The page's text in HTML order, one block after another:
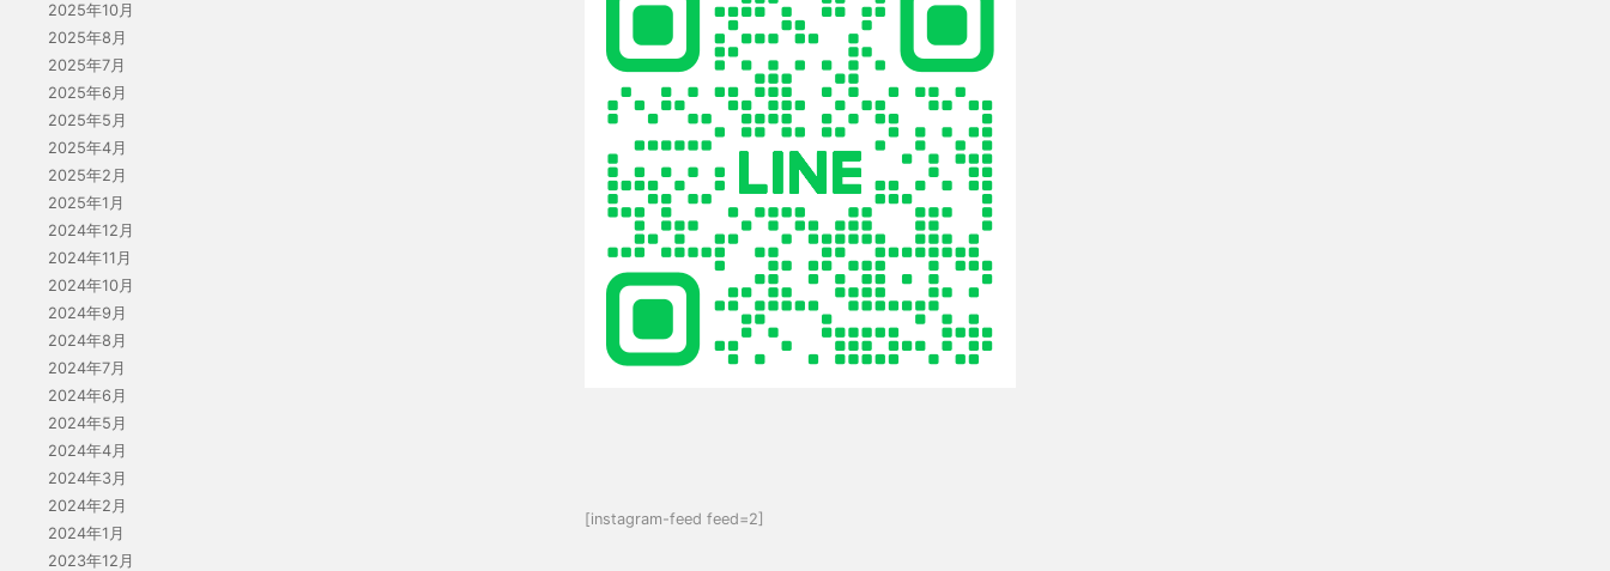
2025年10月
2025年8月
2025年7月
2025年6月
2025年5月
2025年4月
2025年2月
2025年1月
2024年12月
2024年11月
2024年10月
2024年9月
2024年8月
2024年7月
2024年6月
2024年5月
2024年4月
2024年3月
2024年2月
2024年1月
2023年12月
[instagram-feed feed=2]